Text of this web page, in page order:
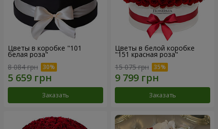
Цветы в коробке "101
белая роза"
8 084 грн
Заказать
Цветы в белой коробке
"151 красная роза"
15 075 грн
Заказать